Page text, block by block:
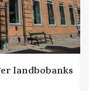
landbobanks